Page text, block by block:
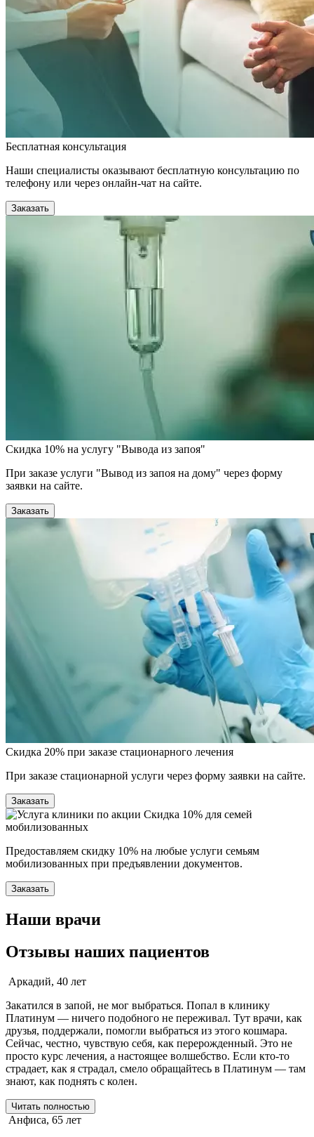
Бесплатная консультация
Наши специалисты оказывают бесплатную консультацию по
телефону или через онлайн-чат на сайте.
Заказать
Скидка 10% на услугу "Вывода из запоя"
При заказе услуги "Вывод из запоя на дому" через форму
заявки на сайте.
Заказать
Скидка 20% при заказе стационарного лечения
При заказе стационарной услуги через форму заявки на сайте.
Заказать
Скидка 10% для семей
мобилизованных
Предоставляем скидку 10% на любые услуги семьям
мобилизованных при предъявлении документов.
Заказать
Наши врачи
Отзывы наших пациентов
Аркадий, 40 лет
Закатился в запой, не мог выбраться. Попал в клинику
Платинум — ничего подобного не переживал. Тут врачи, как
друзья, поддержали, помогли выбраться из этого кошмара.
Сейчас, честно, чувствую себя, как перерожденный. Это не
просто курс лечения, а настоящее волшебство. Если кто-то
страдает, как я страдал, смело обращайтесь в Платинум — там
знают, как поднять с колен.
Читать полностью
Анфиса, 65 лет